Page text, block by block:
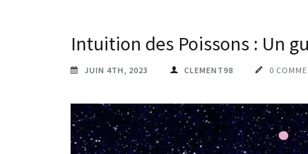
Intuition des Poissons : Un
JUIN 4TH, 2023 CLEMENT98 0